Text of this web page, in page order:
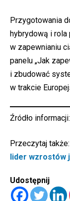
Przygotowania
hybrydową i
w zapewnianiu
panelu „Jak
i zbudować
w trakcie
Źródło informacji:
Przeczytaj także:
lider wzrostów
Udostępnij